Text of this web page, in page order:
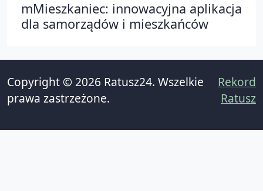
mMieszkaniec: innowacyjna aplikacja
dla samorządów i mieszkańców
Copyright © 2026 Ratusz24. Wszelkie
prawa zastrzeżone.
Rekord
Ratusz